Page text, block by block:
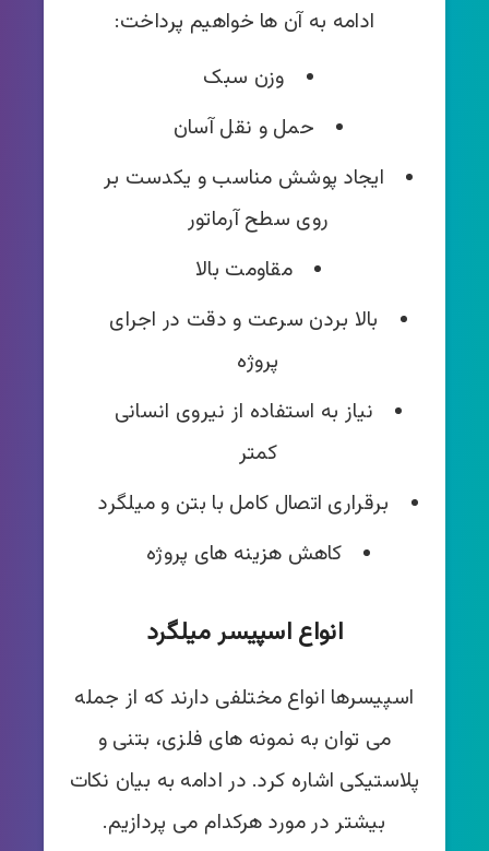
ادامه به آن ها خواهیم پرداخت:
وزن سبک
حمل و نقل آسان
ایجاد پوشش مناسب و یکدست بر
روی سطح آرماتور
مقاومت بالا
بالا بردن سرعت و دقت در اجرای
پروژه
نیاز به استفاده از نیروی انسانی
کمتر
برقراری اتصال کامل با بتن و میلگرد
کاهش هزینه های پروژه
انواع اسپیسر میلگرد
اسپیسرها انواع مختلفی دارند که از جمله
می توان به نمونه های فلزی، بتنی و
پلاستیکی اشاره کرد. در ادامه به بیان نکات
بیشتر در مورد هرکدام می پردازیم.